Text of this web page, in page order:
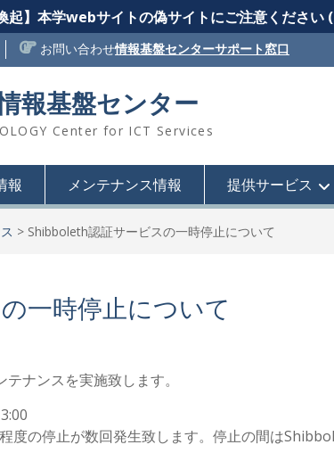
起】本学webサイトの偽サイトにご注意ください
お問い合わせ情報基盤センターサポート窓口
報基盤センター
Center for ICT Services
報 メンテナンス情報 提供サービス
> Shibboleth認証サービスの一時停止について
一時停止について
ナンスを実施致します。
度の停止が数回発生致します。停止の間は